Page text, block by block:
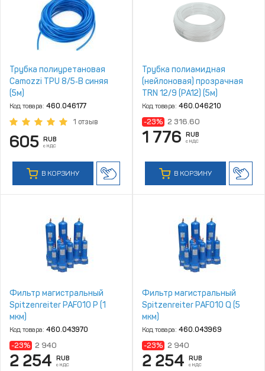
Трубка полиуретановая
Camozzi TPU 8/5‑B синяя
(5м)
Код товара: 460.046177
1 отзыв
605 RUB
с НДС
В КОРЗИНУ
Трубка полиамидная
(нейлоновая) прозрачная
TRN 12/9 (PA12) (5м)
Код товара: 460.046210
-23% 2 316.60
1 776 RUB
с НДС
В КОРЗИНУ
Фильтр магистральный
Spitzenreiter PAF010 P (1
мкм)
Код товара: 460.043970
-23% 2 940
2 254 RUB
с НДС
Фильтр магистральный
Spitzenreiter PAF010 Q (5
мкм)
Код товара: 460.043969
-23% 2 940
2 254 RUB
с НДС